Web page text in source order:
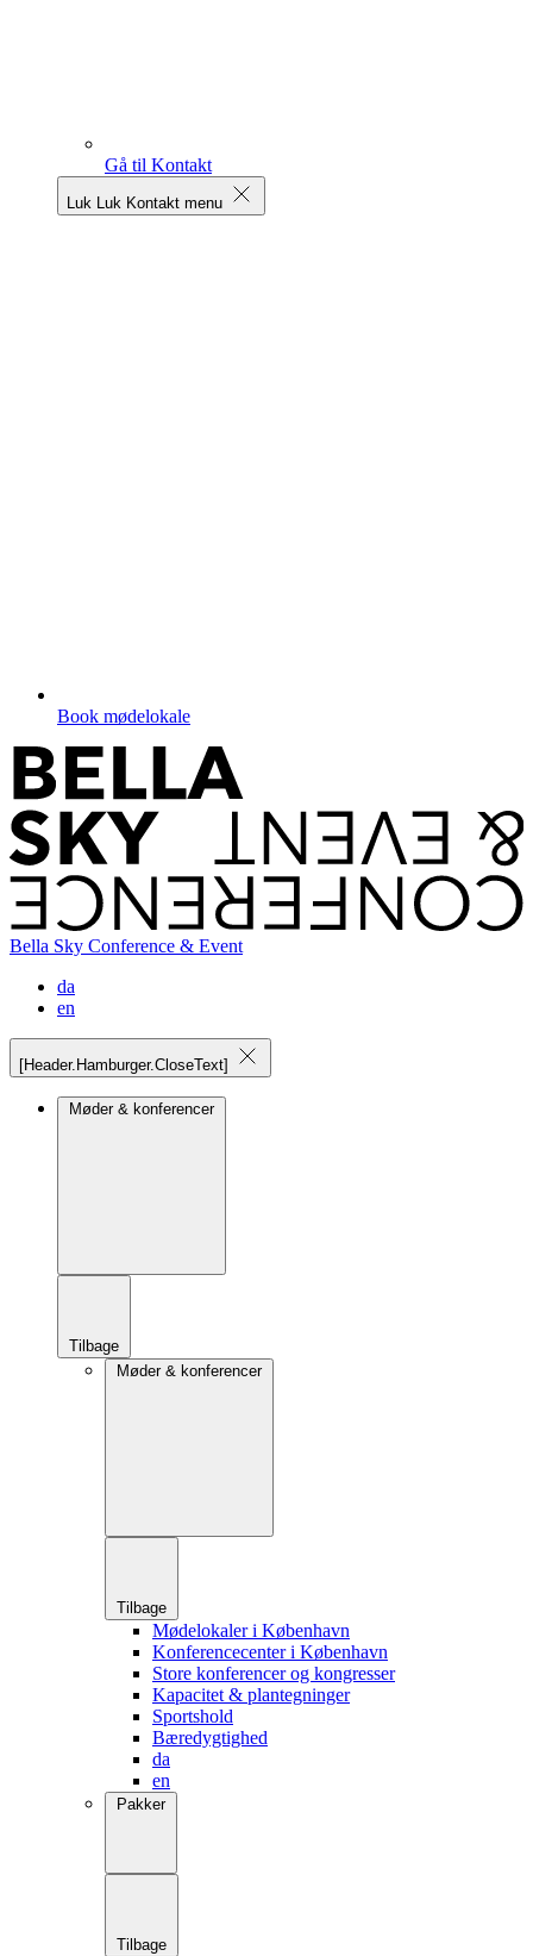
Gå til Kontakt
Luk Luk Kontakt menu
Book mødelokale
Bella Sky Conference & Event
da
en
[Header.Hamburger.CloseText]
Møder & konferencer
Tilbage
Møder & konferencer
Tilbage
Mødelokaler i København
Konferencecenter i København
Store konferencer og kongresser
Kapacitet & plantegninger
Sportshold
Bæredygtighed
da
en
Pakker
Tilbage